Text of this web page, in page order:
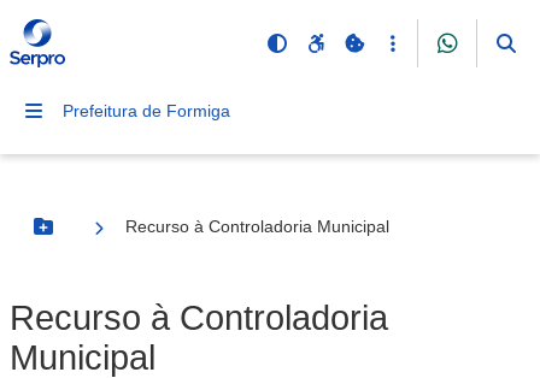
Prefeitura de Formiga
Botão Menu
Recurso à Controladoria Municipal
Recurso à Controladoria
Municipal